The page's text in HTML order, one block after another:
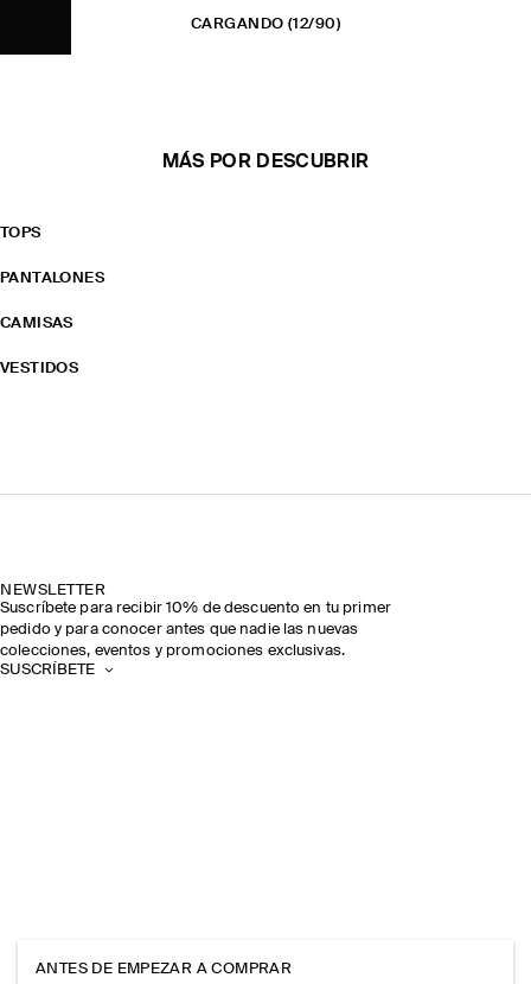
CARGANDO (12/90)
MÁS POR DESCUBRIR
TOPS
PANTALONES
CAMISAS
VESTIDOS
NEWSLETTER
Suscríbete para recibir 10% de descuento en tu primer
pedido y para conocer antes que nadie las nuevas
colecciones, eventos y promociones exclusivas.
SUSCRÍBETE
ANTES DE EMPEZAR A COMPRAR